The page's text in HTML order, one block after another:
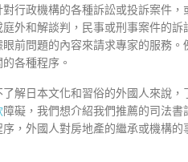
行政機構的各種訴訟或投訴案件
外和解談判，民事或刑事案件的
前問題的內容來請求專家的服務
各種程序。
解日本文化和習俗的外國人來說
障礙，我們想介紹我們推薦的司法
，外國人對房地產的繼承或機構的